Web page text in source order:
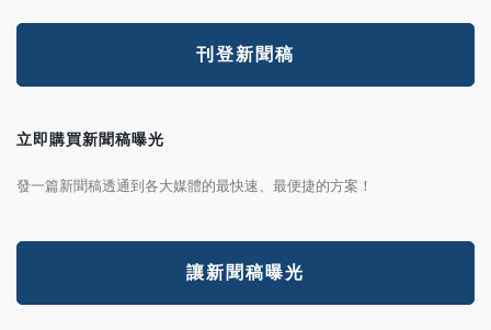
刊登新聞稿
立即購買新聞稿曝光
發一篇新聞稿透通到各大媒體的最快速、最便捷的方案！
讓新聞稿曝光